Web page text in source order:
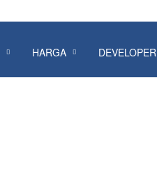
HARGA DEVELOPER